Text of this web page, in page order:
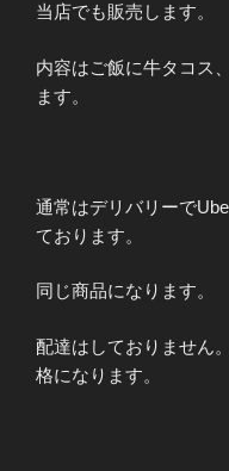
当店でも販売します。
内容はご飯に牛タコス
ます。
通常はデリバリーで
ております。
同じ商品になります。
配達はしておりません
格になります。